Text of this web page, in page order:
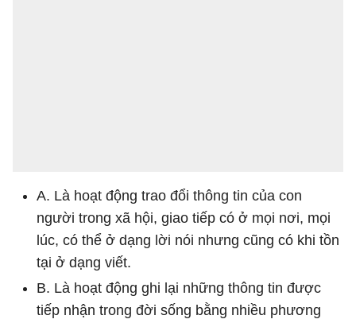
A. Là hoạt động trao đổi thông tin của con
người trong xã hội, giao tiếp có ở mọi nơi, mọi
lúc, có thể ở dạng lời nói nhưng cũng có khi tồn
tại ở dạng viết.
B. Là hoạt động ghi lại những thông tin được
tiếp nhận trong đời sống bằng nhiều phương